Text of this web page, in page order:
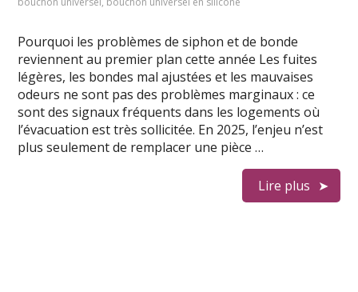
Pourquoi les problèmes de siphon et de bonde
reviennent au premier plan cette année Les fuites
légères, les bondes mal ajustées et les mauvaises
odeurs ne sont pas des problèmes marginaux : ce
sont des signaux fréquents dans les logements où
l’évacuation est très sollicitée. En 2025, l’enjeu n’est
plus seulement de remplacer une pièce …
Lire plus